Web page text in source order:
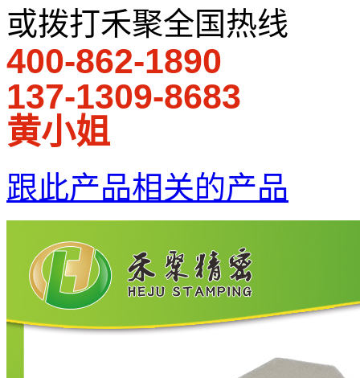
或拨打禾聚全国热线
400-862-1890
137-1309-8683
黄小姐
跟此产品相关的产品